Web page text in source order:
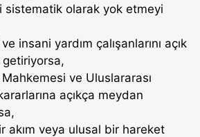
sistematik olarak yok etmeyi
insani yardım çalışanlarını açık
ve Uluslararası
açıkça meydan
akım veya ulusal bir hareket